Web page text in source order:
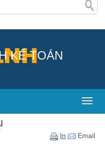
KẾ TOÁN
In Email